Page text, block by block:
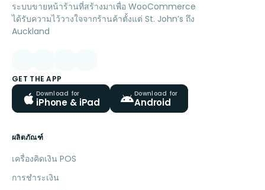
ระบบขายหน้าร้านที่สร้างมาเพื่อ WooCommerce
ได้รับความไว้วางใจจากร้านค้าตั้งแต่ St. John’s ถึง
Auckland
GET THE APP
Download for
iPhone & iPad
Download for
Android
ผลิตภัณฑ์
เครื่องคิดเงิน POS
การชำระเงิน